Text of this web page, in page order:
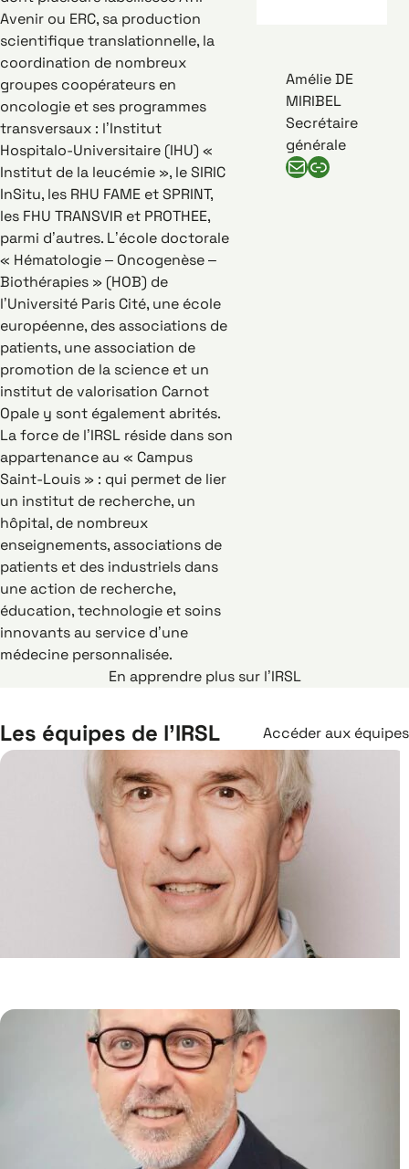
Avenir ou ERC, sa production
scientifique translationnelle, la
coordination de nombreux
groupes coopérateurs en
oncologie et ses programmes
transversaux : l’Institut
Hospitalo-Universitaire (IHU) «
Institut de la leucémie », le SIRIC
InSitu, les RHU FAME et SPRINT,
les FHU TRANSVIR et PROTHEE,
parmi d’autres. L’école doctorale
« Hématologie – Oncogenèse –
Biothérapies » (HOB) de
l’Université Paris Cité, une école
européenne, des associations de
patients, une association de
promotion de la science et un
institut de valorisation Carnot
Opale y sont également abrités.
La force de l’IRSL réside dans son
appartenance au « Campus
Saint-Louis » : qui permet de lier
un institut de recherche, un
hôpital, de nombreux
enseignements, associations de
patients et des industriels dans
une action de recherche,
éducation, technologie et soins
innovants au service d’une
médecine personnalisée.
Amélie DE
MIRIBEL
Secrétaire
générale
E-mail d'Amélie de miribel
Numéro de téléphone d'Amélie de miribel
En apprendre plus sur l’IRSL
Les équipes de l’IRSL Accéder aux équipes